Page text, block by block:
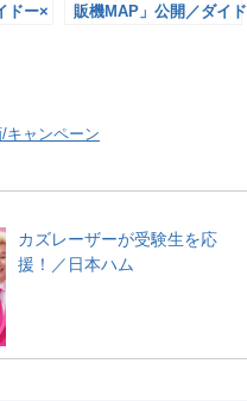
ドー×
販機MAP」公開／ダイド
キャンペーン
カズレーザーが受験生を応
援！／日本ハム